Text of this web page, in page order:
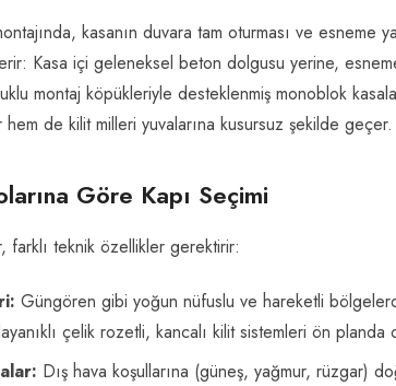
kasanın duvara tam oturması ve esneme
Kasa içi geleneksel beton dolgusu yerine,
montaj köpükleriyle desteklenmiş monoblok
hem de kilit milleri yuvalarına kusursuz şekilde geçer.
Göre Kapı Seçimi
farklı teknik özellikler gerektirir:
Güngören gibi yoğun nüfuslu ve hareketli
çelik rozetli, kancalı kilit sistemleri ön planda
Dış hava koşullarına (güneş, yağmur, rüzgar)